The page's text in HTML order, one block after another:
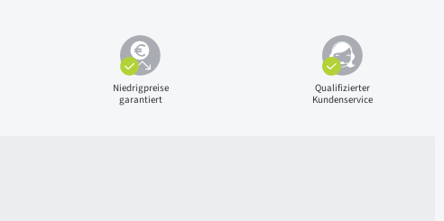
Niedrigpreise
garantiert
Qualifizierter
Kundenservice